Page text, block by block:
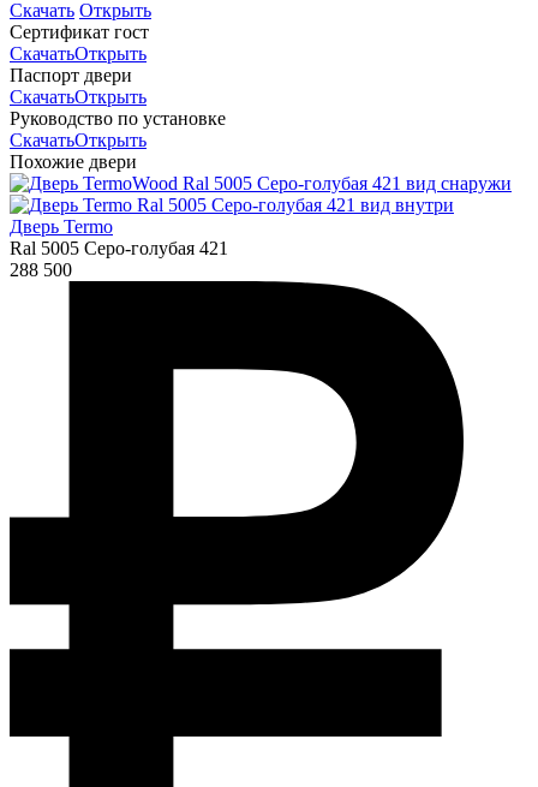
Скачать Открыть
Сертификат гост
СкачатьОткрыть
Паспорт двери
СкачатьОткрыть
Руководство по установке
СкачатьОткрыть
Похожие двери
Дверь Termo
Ral 5005 Серо-голубая 421
288 500